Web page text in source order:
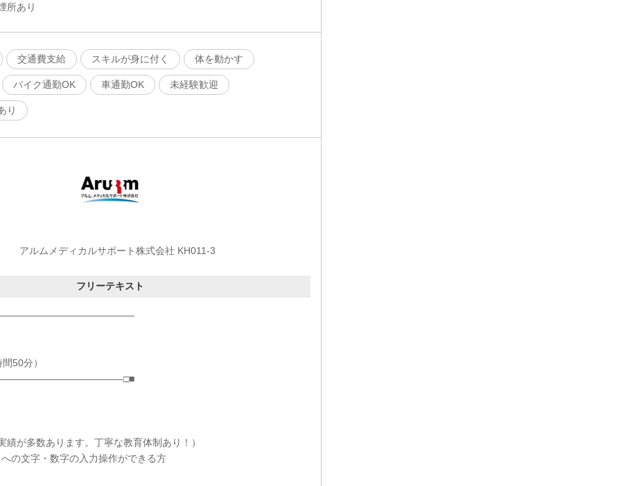
所あり
交通費支給 スキルが身に付く 体を動かす
バイク通勤OK 車通勤OK 未経験歓迎
り
アルムメディカルサポート株式会社 KH011-3
フリーテキスト
50分）
績が多数あります。丁寧な教育体制あり！）
の文字・数字の入力操作ができる方